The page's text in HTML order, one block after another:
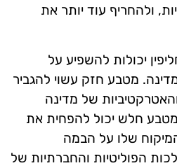
ולהחריף עוד יותר את
יכולות להשפיע על
מטבע חזק עשוי להגביר
של מדינה
חלש יכול להפחית את
שלו על הבמה
הפוליטיות והחברתיות של